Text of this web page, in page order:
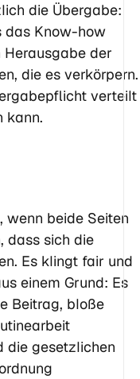
die Übergabe:
das Know-how
der
die es verkörpern.
verteilt
kann.
wenn beide Seiten
dass sich die
Es klingt fair und
einem Grund: Es
Beitrag, bloße
die gesetzlichen